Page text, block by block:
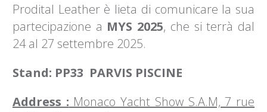
Prodital Leather è lieta di comunicare la sua
partecipazione a MYS 2025, che si terrà dal
24 al 27 settembre 2025.
Stand: PP33 PARVIS PISCINE
Address : Monaco Yacht Show S.A.M, 7 rue